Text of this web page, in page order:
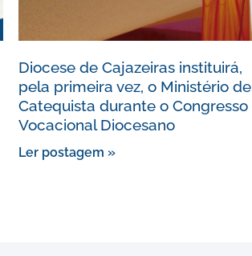
Diocese de Cajazeiras instituirá,
pela primeira vez, o Ministério de
Catequista durante o Congresso
Vocacional Diocesano
Ler postagem »